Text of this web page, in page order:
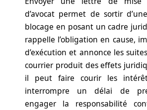
d’avocat permet de sortir
blocage en posant un cadre
rappelle l’obligation en cause,
d’exécution et annonce les
courrier produit des effets
il peut faire courir les
interrompre un délai de
engager la responsabilité